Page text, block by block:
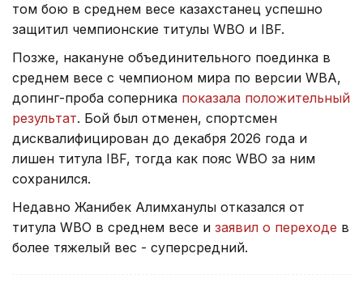
том бою в среднем весе казахстанец успешно
защитил чемпионские титулы WBO и IBF.
Позже, накануне объединительного поединка в
среднем весе с чемпионом мира по версии WBA,
допинг-проба соперника показала положительный
результат. Бой был отменен, спортсмен
дисквалифицирован до декабря 2026 года и
лишен титула IBF, тогда как пояс WBO за ним
сохранился.
Недавно Жанибек Алимханулы отказался от
титула WBO в среднем весе и заявил о переходе в
более тяжелый вес - суперсредний.